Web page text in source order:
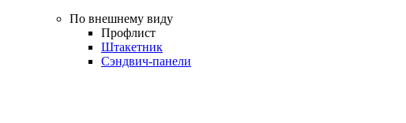
По внешнему виду
Профлист
Штакетник
Сэндвич-панели